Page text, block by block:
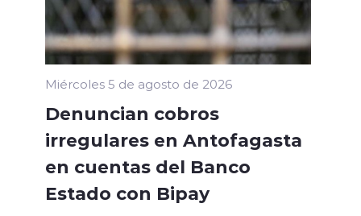
Miércoles 5 de agosto de 2026
Denuncian cobros
irregulares en Antofagasta
en cuentas del Banco
Estado con Bipay